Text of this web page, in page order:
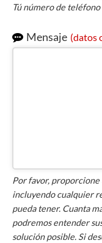
Tú número de
Mensaje (datos
Por favor, proporcione
incluyendo cualquier
pueda tener. Cuanta
podremos entender
solución posible. Si